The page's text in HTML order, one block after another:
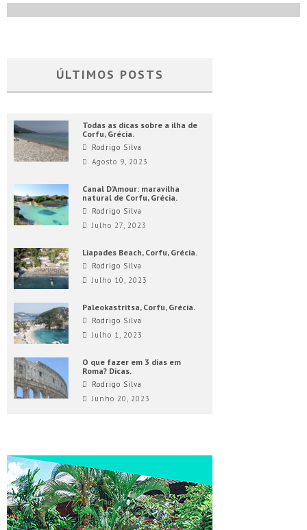
ÚLTIMOS POSTS
Todas as dicas sobre a ilha de
Corfu, Grécia.
Rodrigo Silva
Agosto 9, 2023
Canal D’Amour: maravilha
natural de Corfu, Grécia.
Rodrigo Silva
Julho 27, 2023
Liapades Beach, Corfu, Grécia.
Rodrigo Silva
Julho 10, 2023
Paleokastritsa, Corfu, Grécia.
Rodrigo Silva
Julho 1, 2023
O que fazer em 3 dias em
Roma? Dicas.
Rodrigo Silva
Junho 20, 2023